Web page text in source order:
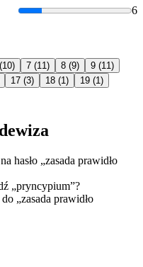
6
(10) 7 (11) 8 (9) 9 (11)
17 (3) 18 (1) 19 (1)
hasło „zasada prawidło
„pryncypium”?
„zasada prawidło